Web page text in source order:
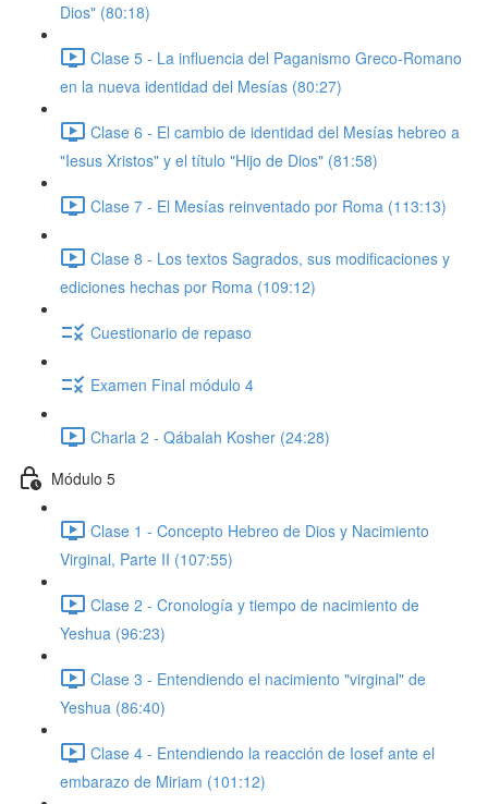
Dios" (80:18)
Clase 5 - La influencia del Paganismo Greco-Romano
en la nueva identidad del Mesías (80:27)
Clase 6 - El cambio de identidad del Mesías hebreo a
"Iesus Xristos" y el título "Hijo de Dios" (81:58)
Clase 7 - El Mesías reinventado por Roma (113:13)
Clase 8 - Los textos Sagrados, sus modificaciones y
ediciones hechas por Roma (109:12)
Cuestionario de repaso
Examen Final módulo 4
Charla 2 - Qábalah Kosher (24:28)
Módulo 5
Clase 1 - Concepto Hebreo de Dios y Nacimiento
Virginal, Parte II (107:55)
Clase 2 - Cronología y tiempo de nacimiento de
Yeshua (96:23)
Clase 3 - Entendiendo el nacimiento "virginal" de
Yeshua (86:40)
Clase 4 - Entendiendo la reacción de Iosef ante el
embarazo de Miriam (101:12)